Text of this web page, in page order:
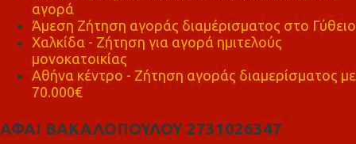
αγορά
Άμεση Ζήτηση αγοράς διαμέρισματος στο Γύθειο
Χαλκίδα - Ζήτηση για αγορά ημιτελούς
μονοκατοικίας
Αθήνα κέντρο - Ζήτηση αγοράς διαμερίσματος με
70.000€
ΑΦΑΙ ΒΑΚΑΛΟΠΟΥΛΟΥ 2731026347